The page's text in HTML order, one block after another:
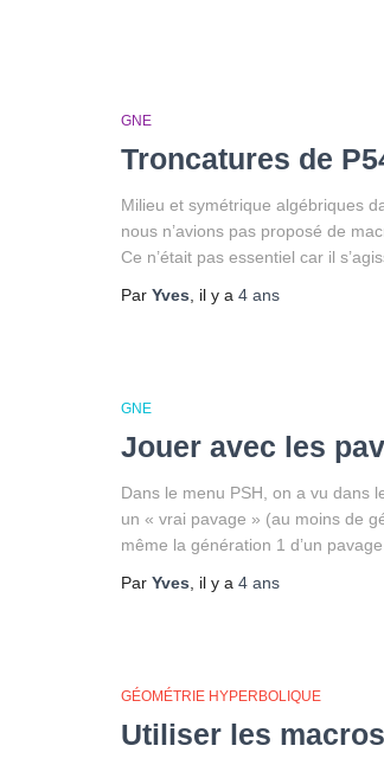
GNE
Troncatures de
Milieu et symétrique algébriques
nous n’avions pas proposé de
Ce n’était pas essentiel car il
Par Yves , il y a 4 ans
GNE
Jouer avec les
Dans le menu PSH, on a vu dans
un « vrai pavage » (au moins de
même la génération 1 d’un pavage
Par Yves , il y a 4 ans
GÉOMÉTRIE HYPERBOLIQUE
Utiliser les